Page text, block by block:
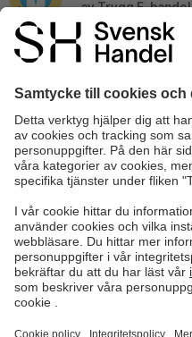
av Trygg E-handel
Webbutik: apoteket.se
Konsumenträtt
GDPR & Integritet
Säkerhet & Betalning
Kontaktuppgifter
Tvistlösning